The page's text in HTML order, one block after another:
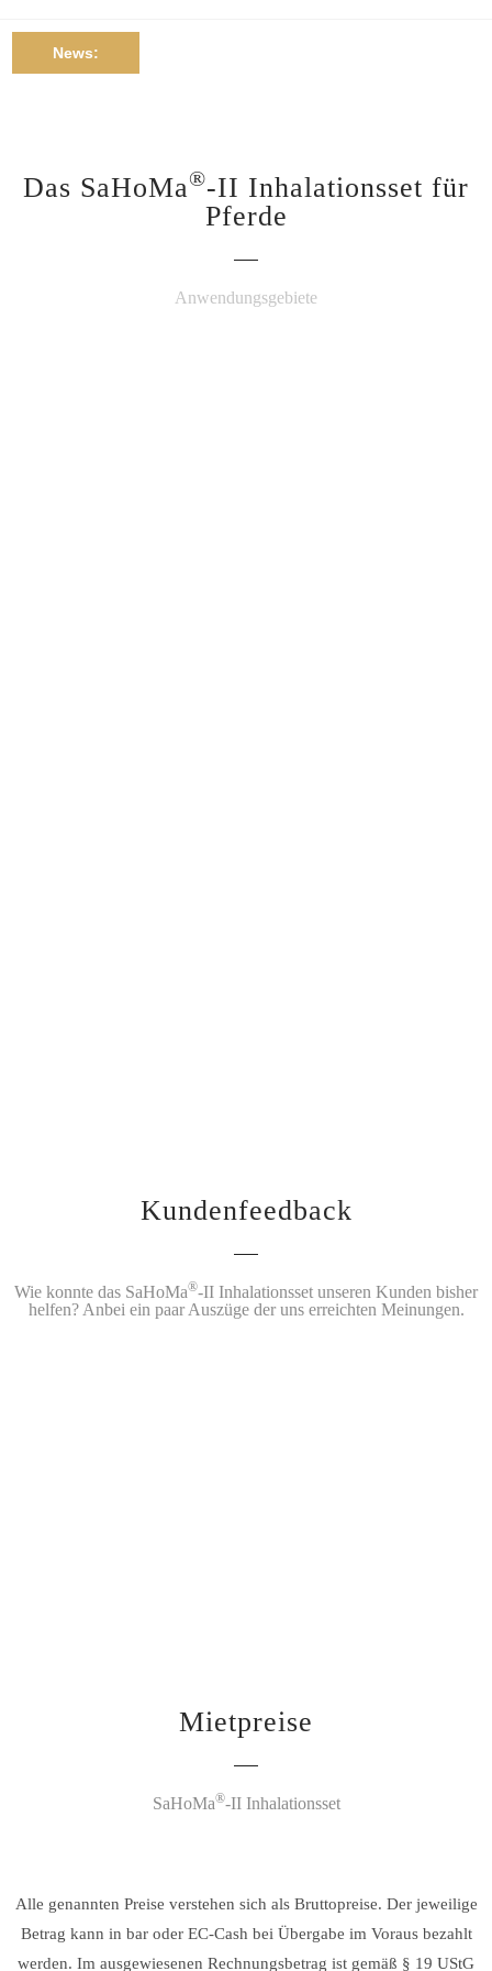
News:
Das SaHoMa®-II Inhalationsset für
Pferde
Anwendungsgebiete
Kundenfeedback
Wie konnte das SaHoMa®-II Inhalationsset unseren Kunden bisher
helfen? Anbei ein paar Auszüge der uns erreichten Meinungen.
Mietpreise
SaHoMa®-II Inhalationsset
Alle genannten Preise verstehen sich als Bruttopreise. Der jeweilige
Betrag kann in bar oder EC-Cash bei Übergabe im Voraus bezahlt
werden. Im ausgewiesenen Rechnungsbetrag ist gemäß § 19 UStG